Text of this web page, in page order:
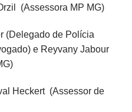
(Assessora MP MG)
(Delegado de Polícia
e Reyvany Jabour
Heckert (Assessor de